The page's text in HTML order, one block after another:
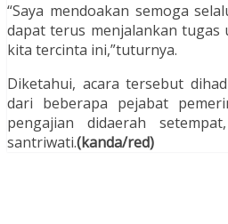
“Saya mendoakan semoga
dapat terus menjalankan tugas
kita tercinta ini,”tuturnya.
Diketahui, acara tersebut
dari beberapa pejabat
pengajian didaerah
santriwati.(kanda/red)